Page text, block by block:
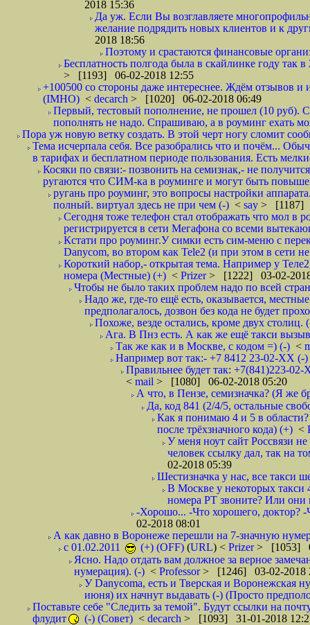
2018 15:36
Да уж. Если Вы возглавляете
желание подрядить новых клиентов и к
2018 18:56
Поэтому и срастаются финансовые
Бесплатность полгода была в скайлинке году
> [1193] 06-02-2018 12:55
+100500 со стороны даже интереснее. Ждём отзывов и
(IMHO) < decarch > [1020] 06-02-2018 06:49
Первый, тестовый пополнение, не прошел (10 руб).
пополнять не надо. Спрашиваю, а в роуминг ехать
Пора уж новую ветку создать. В этой черт ногу сломит
Тема исчерпала себя. Все разобрались что и почём...
в тарифах и бесплатном периоде пользования. Есть
Косяки по связи:- позвонить на семизнак,- не
ругаются что СИМ-ка в роуминге и могут быть
ругань про роуминг, это вопросы настройки
полный. виртуал здесь не при чем (-) < say > [1187]
Сегодня тоже телефон стал отображать что мол в
регистрируется в сети Мегафона со всеми
Кстати про роуминг.У симки есть сим-меню с
Danycom, во втором как Tele2 (и при этом в сети
Короткий набор,- открытая тема. Например у
номера (Местные) (+) < Prizer> [1222] 03-02-
Чтобы не было таких проблем надо по всей
Надо же, где-то ещё есть, оказывается,
предполагалось, дозвон без кода не будет
Похоже, везде остались, кроме двух
Ага. В Пнз есть. А как же ещё такси
Так же как и в Москве, с кодом =) (-) <
Например вот так:- +7 8412 23-02-ХХ (-
Правильнее будет так: +7(841)223-
< mail > [1080] 06-02-2018 05:20
А что, в Пензе, семизначка? (Я же
Да, код 841 (2/4/5, остальные
Как я понимаю 4 и 5 в
после трёхзначного кода) (+) <
У меня ноут сайт Россвязи
человек ссылку дал, так на
02-2018 05:39
Шестизначка у нас, все такси
В Москве у некоторых такси
номера РТ звоните? Или они
-Хорошо... -Что хорошего, доктор?
02-2018 08:01
А как давно в Воронеже перешли на 7-значную
с 01.02.2011
(+) (OFF) (URL) < Prizer> [1053]
Ясно. Надо отдать вам должное за верное
нумерация). (-) < Professor> [1246] 03-02-2018
У Danycoma, есть и Тверская и Воронежская
июня) их начнут выдавать (-) (Просто
Поставьте себе "Следить за темой". Будут ссылки на
флудит
(-) (Совет) < decarch > [1093] 31-01-2018